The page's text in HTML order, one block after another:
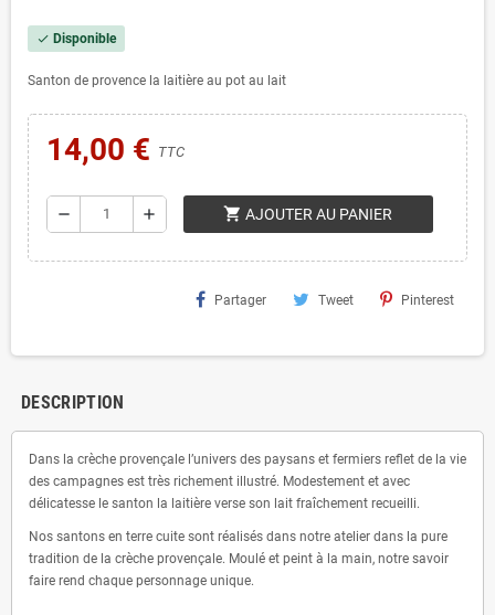
check Disponible
Santon de provence la laitière au pot au lait
14,00 € TTC
remove add shopping_cart AJOUTER AU PANIER
Partager Tweet Pinterest
DESCRIPTION
Dans la crèche provençale l’univers des paysans et fermiers reflet de la vie
des campagnes est très richement illustré. Modestement et avec
délicatesse le santon la laitière verse son lait fraîchement recueilli.
Nos santons en terre cuite sont réalisés dans notre atelier dans la pure
tradition de la crèche provençale. Moulé et peint à la main, notre savoir
faire rend chaque personnage unique.